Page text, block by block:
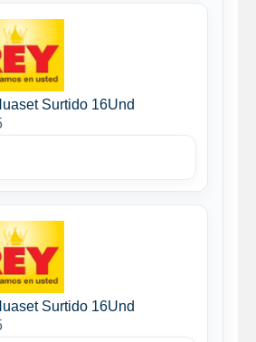
Surtido 16Und
Surtido 16Und